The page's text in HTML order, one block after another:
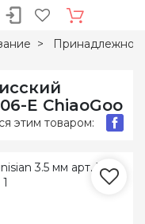
E ChiaoGoo
этим товаром: